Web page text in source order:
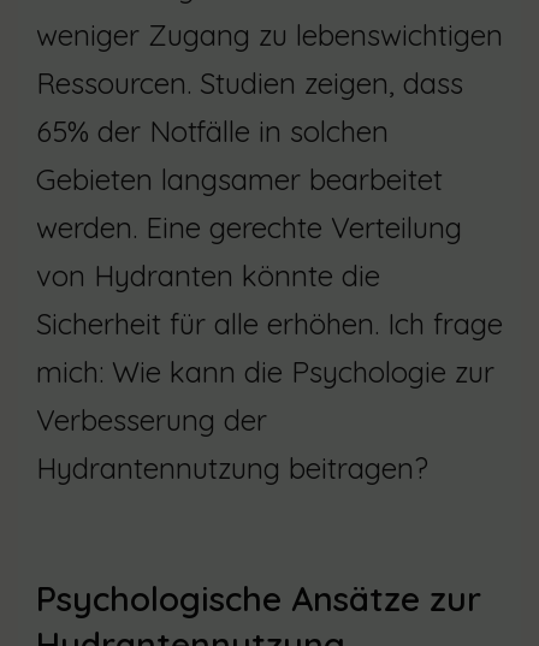
weniger Zugang zu lebenswichtigen
Ressourcen. Studien zeigen, dass
65% der Notfälle in solchen
Gebieten langsamer bearbeitet
werden. Eine gerechte Verteilung
von Hydranten könnte die
Sicherheit für alle erhöhen. Ich frage
mich: Wie kann die Psychologie zur
Verbesserung der
Hydrantennutzung beitragen?
Psychologische Ansätze zur